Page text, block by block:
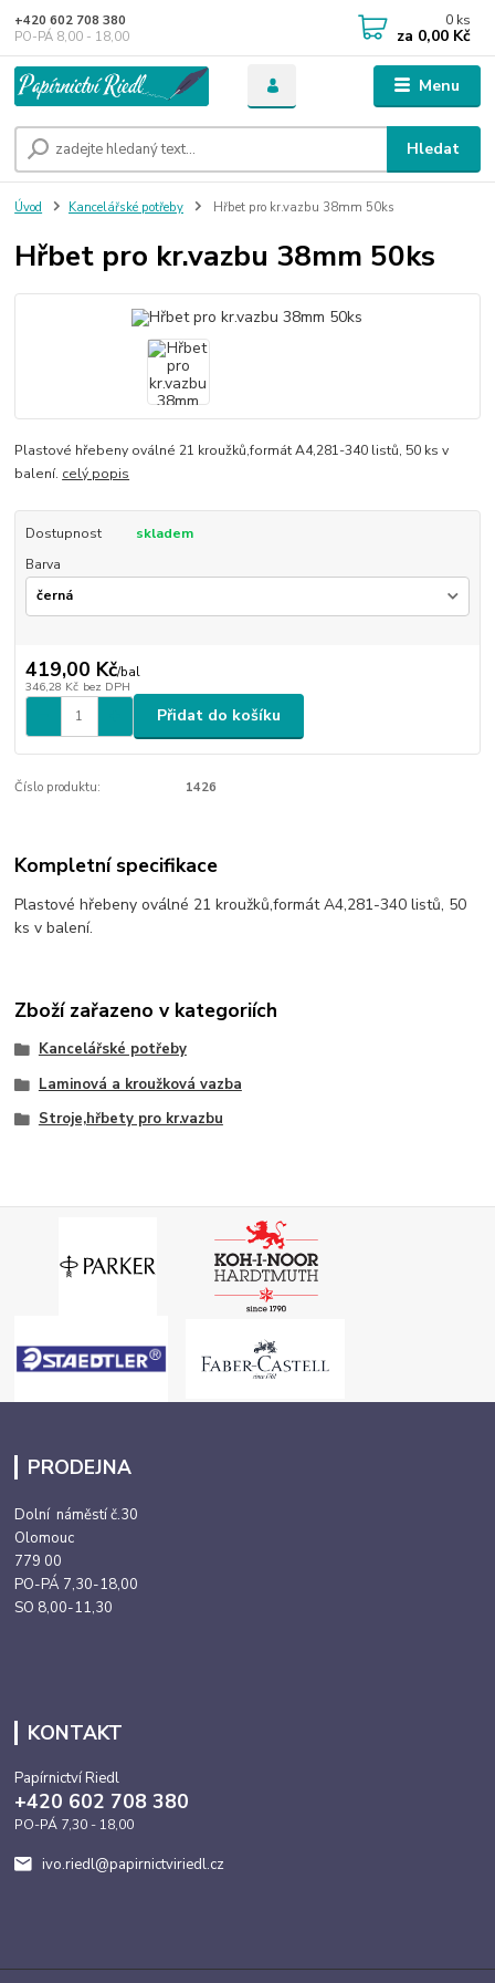
Menu
Hledat
+420 602 708 380
PO-PÁ 8,00 - 18,00
0 ks
za 0,00 Kč
Úvod Kancelářské potřeby Hřbet pro kr.vazbu 38mm 50ks
Hřbet pro kr.vazbu 38mm 50ks
Plastové hřebeny oválné 21 kroužků,formát A4,281-340 listů, 50 ks v
balení. celý popis
Dostupnost
skladem
Barva
419,00 Kč/bal
346,28 Kč bez DPH
Přidat do košíku
Číslo produktu: 1426
Kompletní specifikace
Plastové hřebeny oválné 21 kroužků,formát A4,281-340 listů, 50
ks v balení.
Zboží zařazeno v kategoriích
Kancelářské potřeby
Laminová a kroužková vazba
Stroje,hřbety pro kr.vazbu
PRODEJNA
Dolní náměstí č.30
Olomouc
779 00
PO-PÁ 7,30-18,00
SO 8,00-11,30
KONTAKT
Papírnictví Riedl
+420 602 708 380
PO-PÁ 7,30 - 18,00
ivo.riedl@papirnictviriedl.cz